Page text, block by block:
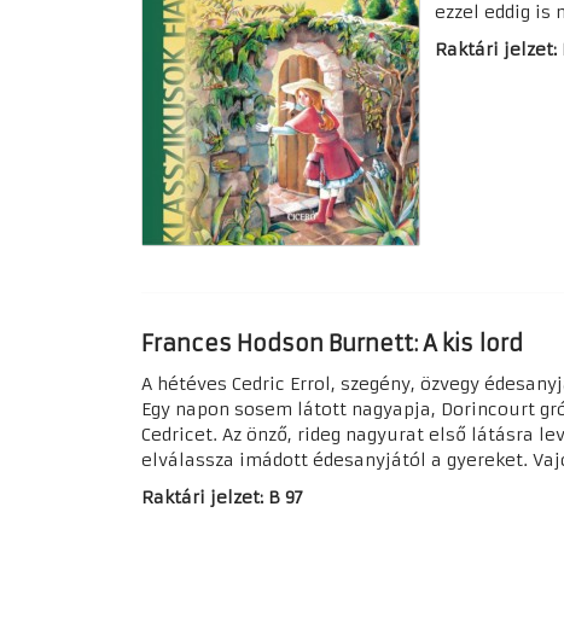
ezzel eddig is
Raktári jelzet:
Frances Hodson Burnett: A kis lord
A hétéves Cedric Errol, szegény, özvegy
Egy napon sosem látott nagyapja, Dorincourt
Cedricet. Az önző, rideg nagyurat első látásra
elválassza imádott édesanyjától a gyereket.
Raktári jelzet: B 97